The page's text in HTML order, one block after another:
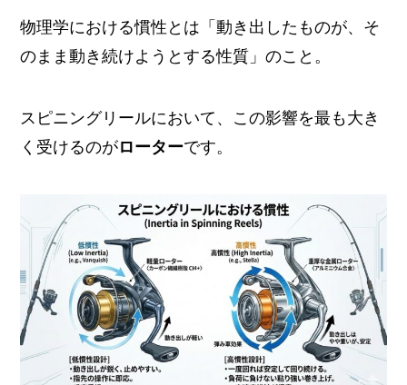
物理学における慣性とは「動き出したものが、そ
のまま動き続けようとする性質」のこと。
スピニングリールにおいて、この影響を最も大き
く受けるのがローターです。